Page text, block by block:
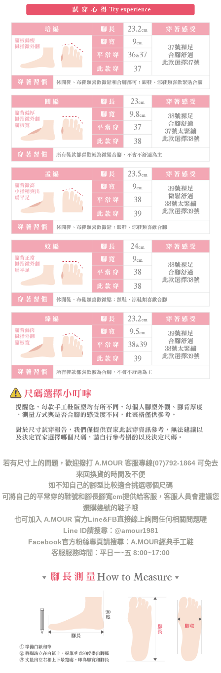
若有尺寸上的問題，歡迎撥打 A.MOUR 客服專線(07)792-1864 可免去
來回換貨的時間及不便
如不知自己的腳型比較適合挑選哪個尺碼
可將自己的平常穿的鞋號和腳長腳寬cm提供給客服，客服人員會建議您
選購幾號的鞋子哦
也可加入 A.MOUR 官方Line&FB直接線上詢問任何相關問題喔
Line ID請搜尋：@amour1981
Facebook官方粉絲專頁請搜尋：A.MOUR經典手工鞋
客服服務時間：平日ㄧ~五 8:00~17:00